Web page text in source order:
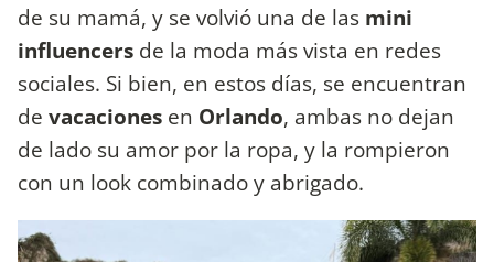
de su mamá, y se volvió una de las mini
influencers de la moda más vista en redes
sociales. Si bien, en estos días, se encuentran
de vacaciones en Orlando, ambas no dejan
de lado su amor por la ropa, y la rompieron
con un look combinado y abrigado.